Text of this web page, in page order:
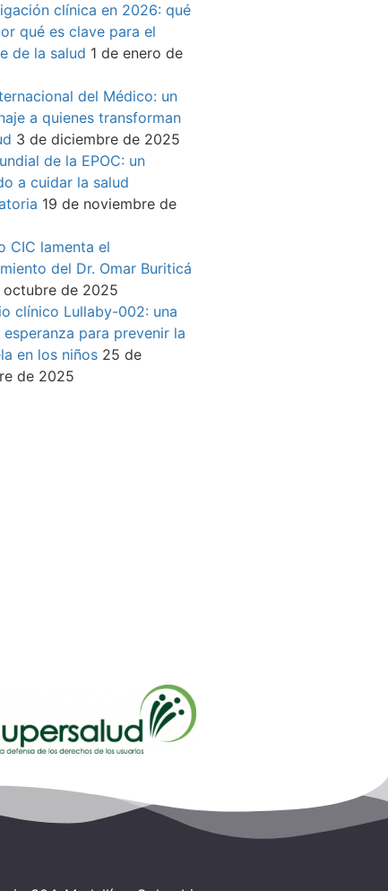
clínica en 2026: qué
qué es clave para el
de la salud 1 de enero de
del Médico: un
a quienes transforman
3 de diciembre de 2025
de la EPOC: un
a cuidar la salud
19 de noviembre de
CIC lamenta el
del Dr. Omar Buriticá
octubre de 2025
clínico Lullaby-002: una
esperanza para prevenir la
en los niños 25 de
de 2025